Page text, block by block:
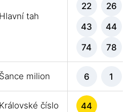
Hlavní tah
22 26
43 44
74 78
Šance milion 6 1
Královské číslo 44